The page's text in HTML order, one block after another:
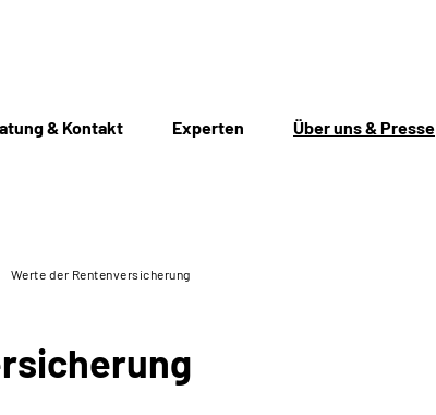
& Kontakt Experten Über uns & Presse
Werte der Rentenversicherung